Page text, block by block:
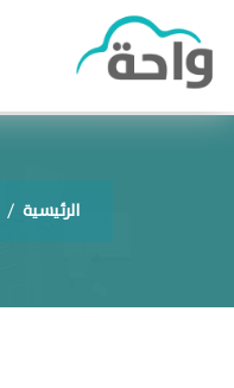
الرئيسية /